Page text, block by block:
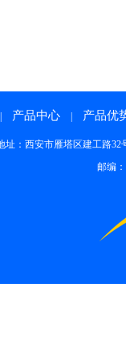
产品中心 产品优
址：西安市雁塔区建工路32
邮编